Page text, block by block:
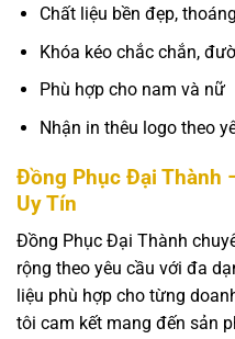
Chất liệu bền đẹp,
Khóa kéo chắc chắn,
Phù hợp cho nam và nữ
Nhận in thêu logo theo
Đồng Phục Đại Thành
Uy Tín
Đồng Phục Đại Thành
rộng theo yêu cầu với đa
liệu phù hợp cho từng
tôi cam kết mang đến sản